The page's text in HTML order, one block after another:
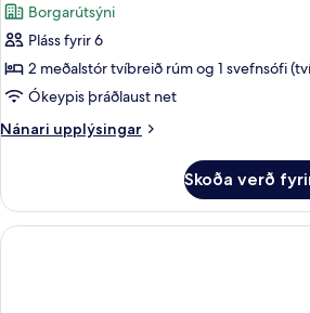
-
reyklaust
myndir
fyrir
Deluxe-
íbúð
-
2
-
reyklaust
Borgarútsýni
Pláss fyrir 6
2 meðalstór tvíbreið rúm og 1 svefnsófi
Ókeypis þráðlaust net
Nánari upplýsingar
Nánari
íbúð
2
Skoða verð